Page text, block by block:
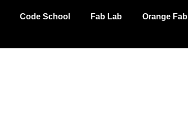
Code School Fab Lab Orange Fab